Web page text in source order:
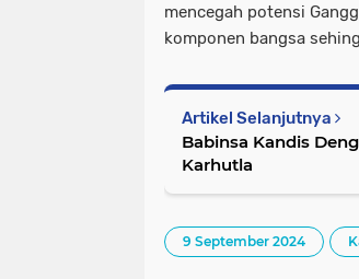
mencegah potensi
komponen bangsa
Artikel Selanjutnya
Babinsa Kandis
Karhutla
9 September 2024